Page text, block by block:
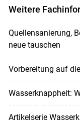
Weitere
Quellensanierung,
neue tauschen
Vorbereitung auf
Wasserknappheit:
Artikelserie